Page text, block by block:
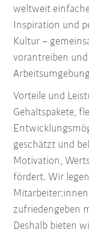
weltweit
Inspiration und
Kultur –
vorantreiben
Vorteile und
Gehaltspakete,
geschätzt und
Motivation,
fördert. Wir
zufriedengeben
Deshalb bieten